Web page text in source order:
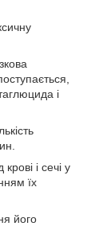
і
і сечі у
їх
його